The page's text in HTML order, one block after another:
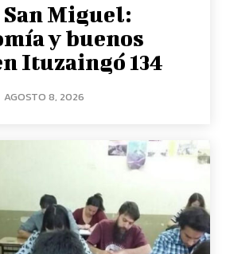
Miguel:
y buenos
Ituzaingó 134
AGOSTO 8, 2026